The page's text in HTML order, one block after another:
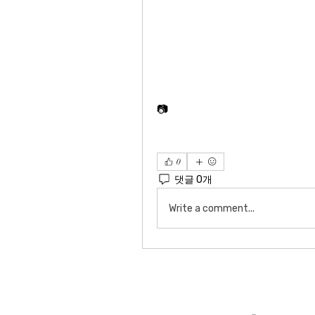
📷
0
댓글 0개
Write a comment...